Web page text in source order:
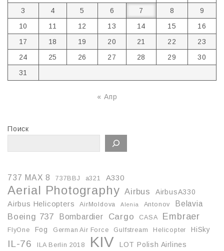
3
4 5 6 7 8
9
10
11 12 13 14 15
16
17
18 19 20 21 22
23
24
25 26 27 28 29
30
31
« Апр
Поиск
737 MAX 8 737BBJ a321 A330
Aerial Photography Airbus
AirbusA330
Airbus Helicopters
AirMoldova Alenia Antonov Belavia
Boeing 737 Bombardier Cargo CASA Embraer
FlyOne Fog German Air Force Gulfstream Helicopter HiSky
IL-76 ILA Berlin 2018 KIV
LOT Polish Airlines